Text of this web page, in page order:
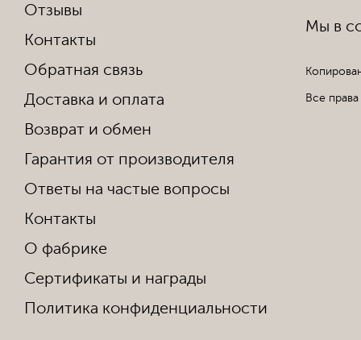
Отзывы
Контакты
Обратная связь
Доставка и оплата
Возврат и обмен
Гарантия от производителя
Ответы на частые вопросы
Контакты
О фабрике
Сертификаты и награды
Политика конфиденциальности
Мы в
Все